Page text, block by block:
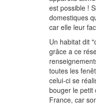
est possible !
domestiques
car elle leur
Un habitat dit
grâce a ce
toutes les
celui-ci se
bouger le petit
France, car